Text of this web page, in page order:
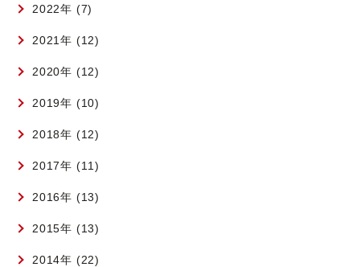
2022年 (7)
2021年 (12)
2020年 (12)
2019年 (10)
2018年 (12)
2017年 (11)
2016年 (13)
2015年 (13)
2014年 (22)